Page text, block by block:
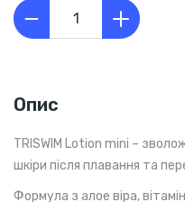
Опис
TRISWIM Lotion mini –
шкіри після плавання та
Формула з алое віра,